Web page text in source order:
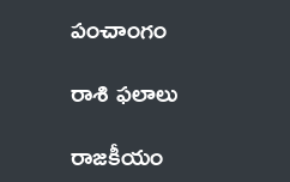
పంచాంగం
రాశి ఫలాలు
రాజకీయం